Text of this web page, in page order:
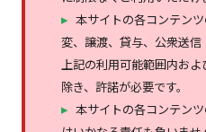
本サイトの各コンテン
変、譲渡、貸与、公衆送信
上記の利用可能範囲内お
除き、許諾が必要です。
本サイトの各コンテン